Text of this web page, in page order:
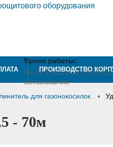
access_time
Время работы:
Пн-Пт 9:00-16:00, Сб 9:00-
согласованию
ПРОИЗВОДСТВО
для газонокосилок
- 70м